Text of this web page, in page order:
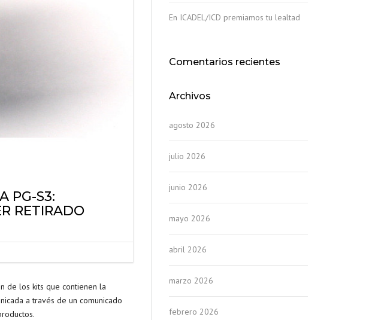
PG-S3:
RETIRADO
de los kits que contienen la
a través de un comunicado
En ICADEL/ICD premiamos tu lealtad
Comentarios recientes
Archivos
agosto 2026
julio 2026
junio 2026
mayo 2026
abril 2026
marzo 2026
febrero 2026